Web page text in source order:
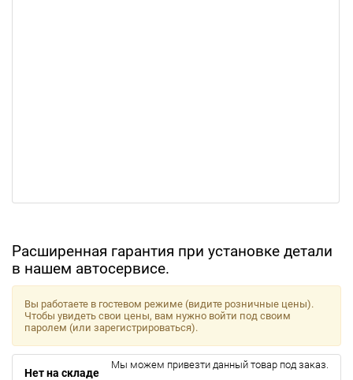
Расширенная гарантия при установке детали
в нашем автосервисе.
Вы работаете в гостевом режиме (видите розничные цены).
Чтобы увидеть свои цены, вам нужно войти под своим
паролем (или зарегистрироваться).
Нет на складе
Мы можем привезти данный товар под заказ.